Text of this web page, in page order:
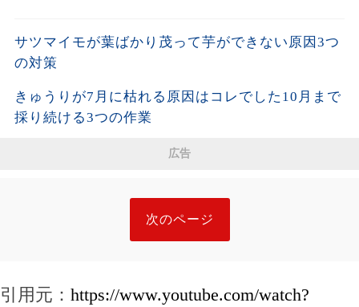
サツマイモが葉ばかり茂って芋ができない原因3つ
の対策
きゅうりが7月に枯れる原因はコレでした10月まで
採り続ける3つの作業
広告
次のページ
引用元： https://www.youtube.com/watch?